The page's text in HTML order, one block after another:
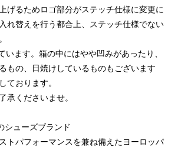
げるためロゴ部分がステッチ仕様に変更に
れ替えを行う都合上、ステッチ仕様でない
ます。箱の中にはやや凹みがあったり、
もの、日焼けしているものもございます
ております。
承くださいませ。
シューズブランド
トパフォーマンスを兼ね備えたヨーロッパ